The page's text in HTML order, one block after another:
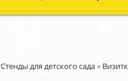
Стенды для детского сада»